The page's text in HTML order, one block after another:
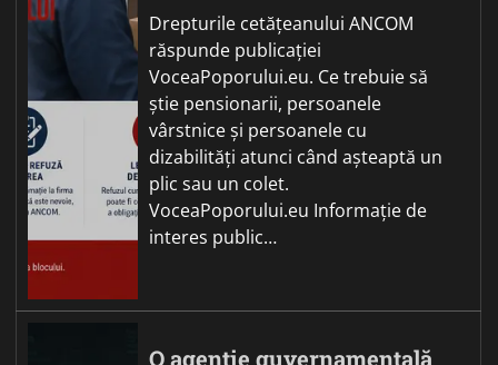
Drepturile cetățeanului ANCOM
răspunde publicației
VoceaPoporului.eu. Ce trebuie să
știe pensionarii, persoanele
vârstnice și persoanele cu
dizabilități atunci când așteaptă un
plic sau un colet.
VoceaPoporului.eu Informație de
interes public…
O agenție guvernamentală